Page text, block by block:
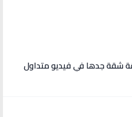
شقة جدها في فيديو متداول